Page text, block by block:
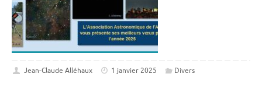
Jean-Claude Alléhaux 1 janvier 2025 Divers